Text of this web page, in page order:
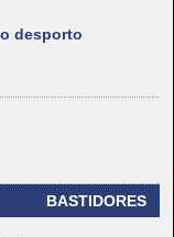
desporto
BASTIDORES